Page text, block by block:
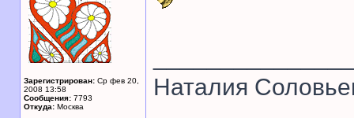
Зарегистрирован: Ср фев 20,
2008 13:58
Сообщения: 7793
Откуда: Москва
Наталия